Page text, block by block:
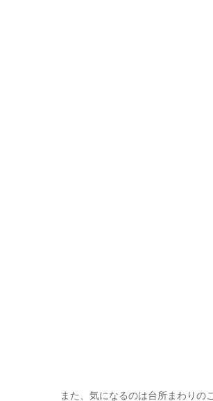
また、気になるのは台所まわりの